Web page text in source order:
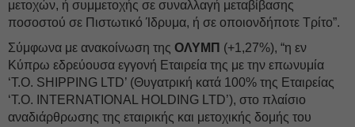
μετοχών, ή συμμετοχής σε συναλλαγή μεταβίβασης
ποσοστού σε Πιστωτικό Ίδρυμα, ή σε οποιονδήποτε Τρίτο”.
Σύμφωνα με ανακοίνωση της ΟΛΥΜΠ (+1,27%), “η εν
Κύπρω εδρεύουσα εγγονή Εταιρεία της με την επωνυμία
‘T.O. SHIPPING LTD’ (Θυγατρική κατά 100% της Εταιρείας
‘T.O. INTERNATIONAL HOLDING LTD’), στο πλαίσιο
αναδιάρθρωσης της εταιρικής και μετοχικής δομής του